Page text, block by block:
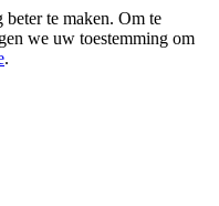
te maken. Om te
we uw toestemming om
.